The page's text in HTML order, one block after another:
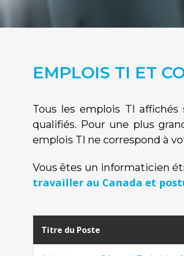
EMPLOIS TI ET
Tous les emplois TI
qualifiés. Pour une plus
emplois TI ne correspond à
Vous êtes un informaticien
travailler au Canada et
Titre du Poste